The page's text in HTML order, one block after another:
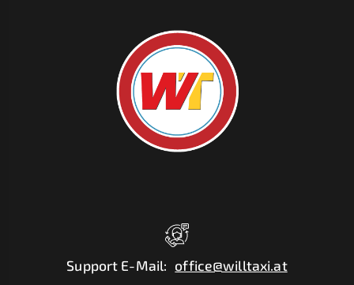
Support E-Mail: office@willtaxi.at